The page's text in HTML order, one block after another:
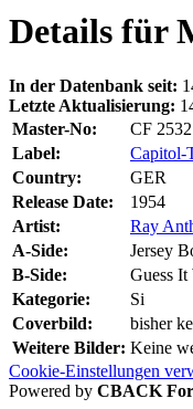
Details für
In der Datenbank seit:
Letzte Aktualisierung:
Master-No:
CF 2532
Label:
Capitol-
Country:
GER
Release Date:
1954
Artist:
Ray
A-Side:
Jersey
B-Side:
Guess
Kategorie:
Si
Coverbild:
bisher
Weitere Bilder: Keine
Cookie-Einstellungen
Powered by CBACK